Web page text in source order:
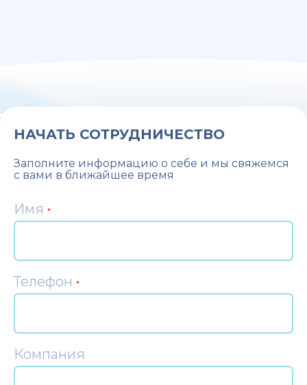
НАЧАТЬ СОТРУДНИЧЕСТВО
Заполните информацию о себе и мы свяжемся
с вами в ближайшее время
Имя *
Телефон *
Компания